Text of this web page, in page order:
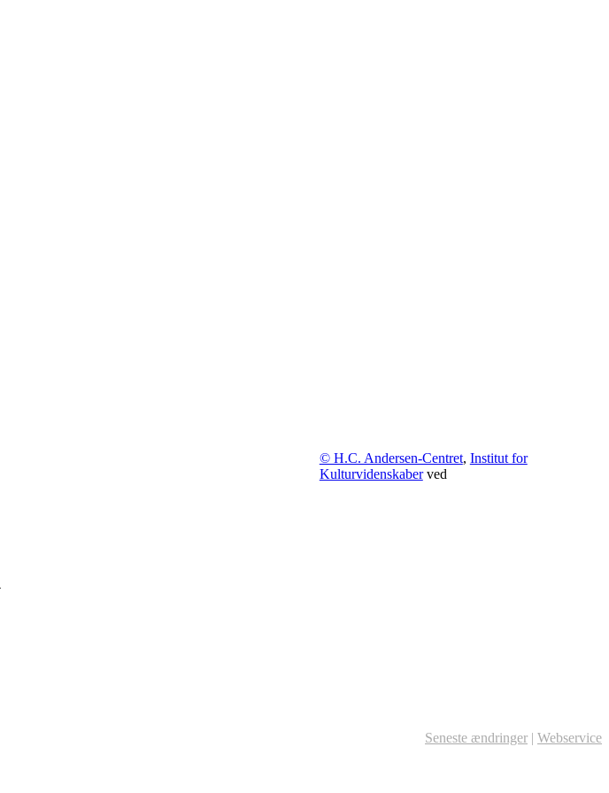
© H.C. Andersen-Centret, Institut for
Kulturvidenskaberved
Seneste ændringer | Webservice